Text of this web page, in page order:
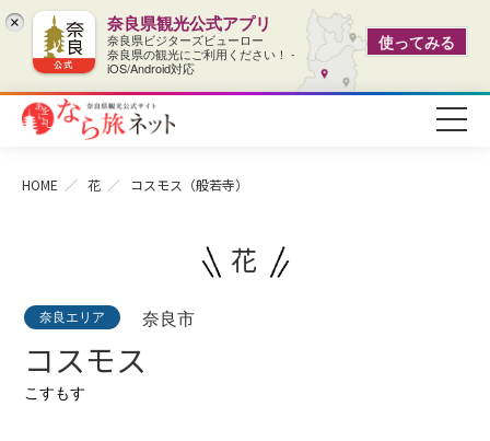
× 奈良県観光公式アプリ
奈良県ビジターズビューロー
奈良県の観光にご利用ください！ -
iOS/Android対応
使ってみる
HOME 花 コスモス（般若寺）
花
奈良エリア 奈良市
コスモス
こすもす